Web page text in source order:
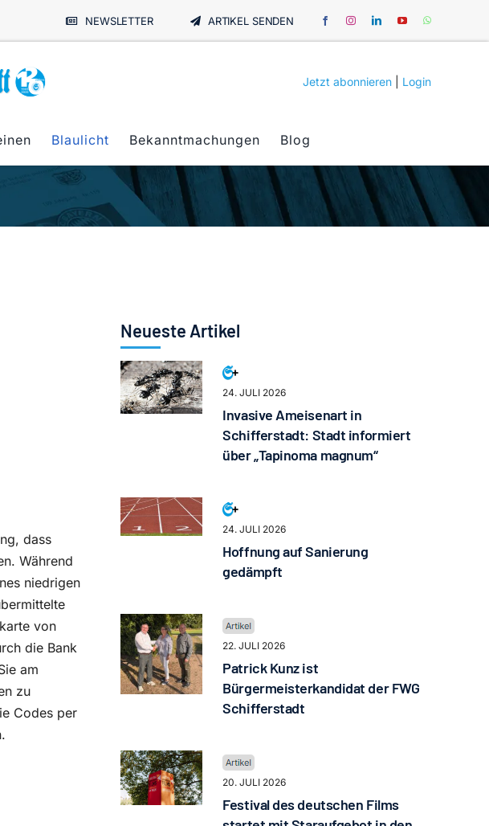
NEWSLETTER ARTIKEL SENDEN
Jetzt abonnieren Login
Blaulicht Bekanntmachungen Blog
dass
Während
niedrigen
von
die Bank
am
zu
Codes per
Neueste Artikel
24. JULI 2026
Invasive Ameisenart in
Schifferstadt: Stadt informiert
über „Tapinoma magnum“
24. JULI 2026
Hoffnung auf Sanierung
gedämpft
22. JULI 2026
Patrick Kunz ist
Bürgermeisterkandidat der FWG
Schifferstadt
20. JULI 2026
Festival des deutschen Films